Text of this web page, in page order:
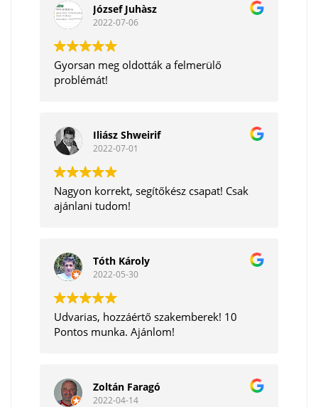
József Juhàsz
2022-07-06
Gyorsan meg oldották a felmerülő
problémát!
Iliász Shweirif
2022-07-01
Nagyon korrekt, segítőkész csapat! Csak
ajánlani tudom!
Tóth Károly
2022-05-30
Udvarias, hozzáértő szakemberek! 10
Pontos munka. Ajánlom!
Zoltán Faragó
2022-04-14